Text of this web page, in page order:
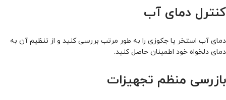
کنترل دمای آب
دمای آب استخر یا جکوزی را به‌ طور مرتب بررسی کنید و از تنظیم آن به
دمای دلخواه خود اطمینان حاصل کنید.
بازرسی منظم تجهیزات